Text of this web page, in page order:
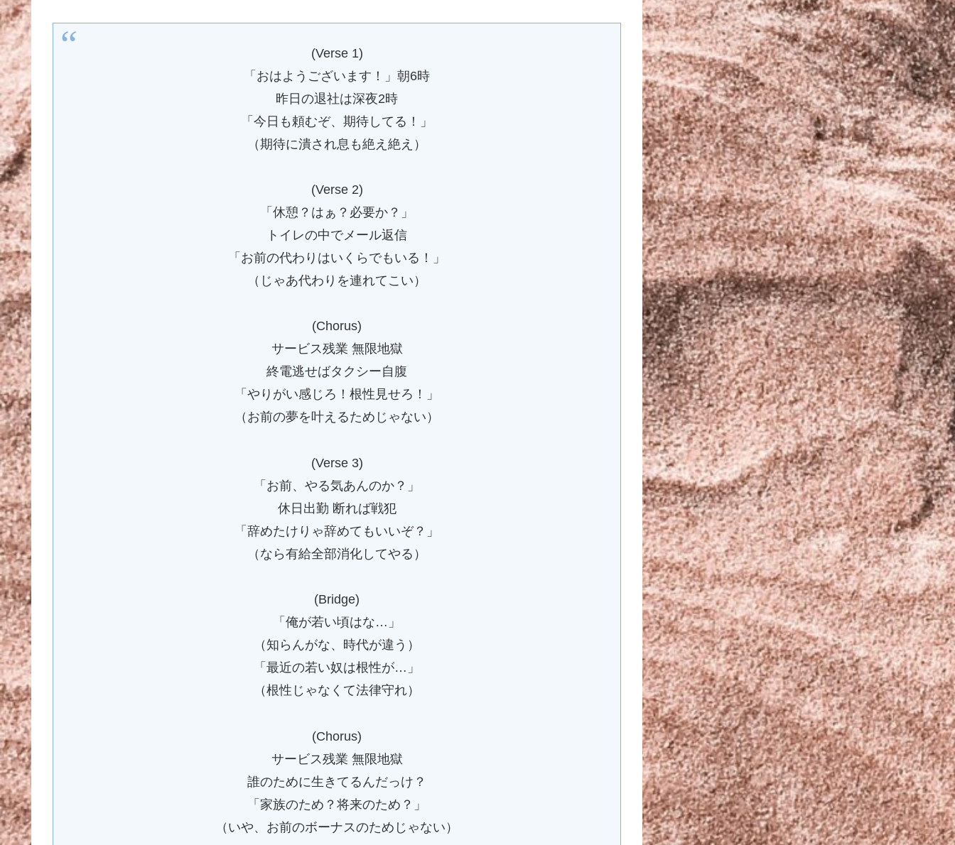
(Verse 1)
「おはようございます！」朝6時
昨日の退社は深夜2時
「今日も頼むぞ、期待してる！」
（期待に潰され息も絶え絶え）
(Verse 2)
「休憩？はぁ？必要か？」
トイレの中でメール返信
「お前の代わりはいくらでもいる！」
（じゃあ代わりを連れてこい）
(Chorus)
サービス残業 無限地獄
終電逃せばタクシー自腹
「やりがい感じろ！根性見せろ！」
（お前の夢を叶えるためじゃない）
(Verse 3)
「お前、やる気あんのか？」
休日出勤 断れば戦犯
「辞めたけりゃ辞めてもいいぞ？」
（なら有給全部消化してやる）
(Bridge)
「俺が若い頃はな…」
（知らんがな、時代が違う）
「最近の若い奴は根性が…」
（根性じゃなくて法律守れ）
(Chorus)
サービス残業 無限地獄
誰のために生きてるんだっけ？
「家族のため？将来のため？」
（いや、お前のボーナスのためじゃない）